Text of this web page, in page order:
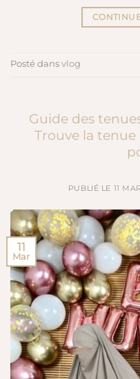
Posté dans vlog
Guide des
Trouve la
PUBLIÉ LE 11
11
Mar